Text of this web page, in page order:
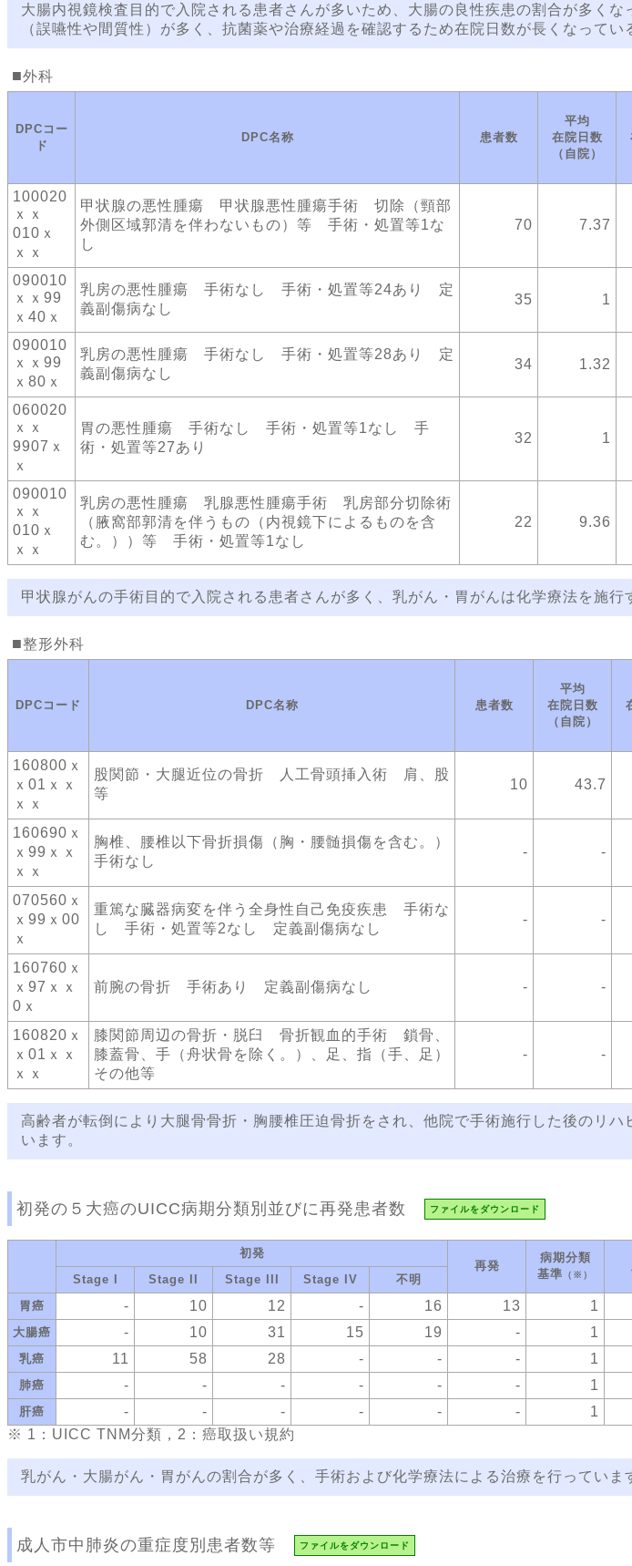
大腸内視鏡検査目的で入院される患者さんが多いため、大腸の良性疾患の割合が多くな
（誤嚥性や間質性）が多く、抗菌薬や治療経過を確認するため在院日数が長くなってい
外科
DPCコー
ド
DPC名称 患者数
平均
在院日数
（自院）
100020
ｘｘ
010ｘ
ｘｘ
甲状腺の悪性腫瘍 甲状腺悪性腫瘍手術 切除（頸部
外側区域郭清を伴わないもの）等 手術・処置等1な
し
70 7.37
090010
ｘｘ99
ｘ40ｘ
乳房の悪性腫瘍 手術なし 手術・処置等24あり 定
義副傷病なし
35 1
090010
ｘｘ99
ｘ80ｘ
乳房の悪性腫瘍 手術なし 手術・処置等28あり 定
義副傷病なし
34 1.32
060020
ｘｘ
9907ｘ
ｘ
胃の悪性腫瘍 手術なし 手術・処置等1なし 手
術・処置等27あり
32 1
090010
ｘｘ
010ｘ
ｘｘ
乳房の悪性腫瘍 乳腺悪性腫瘍手術 乳房部分切除術
（腋窩部郭清を伴うもの（内視鏡下によるものを含
む。））等 手術・処置等1なし
22 9.36
甲状腺がんの手術目的で入院される患者さんが多く、乳がん・胃がんは化学療法を施行
整形外科
DPCコード DPC名称 患者数
平均
在院日数
（自院）
160800ｘ
ｘ01ｘｘ
ｘｘ
股関節・大腿近位の骨折 人工骨頭挿入術 肩、股
等
10 43.7
160690ｘ
ｘ99ｘｘ
ｘｘ
胸椎、腰椎以下骨折損傷（胸・腰髄損傷を含む。）
手術なし
- -
070560ｘ
ｘ99ｘ00
ｘ
重篤な臓器病変を伴う全身性自己免疫疾患 手術な
し 手術・処置等2なし 定義副傷病なし
- -
160760ｘ
ｘ97ｘｘ
0ｘ
前腕の骨折 手術あり 定義副傷病なし - -
160820ｘ
ｘ01ｘｘ
ｘｘ
膝関節周辺の骨折・脱臼 骨折観血的手術 鎖骨、
膝蓋骨、手（舟状骨を除く。）、足、指（手、足）
その他等
- -
高齢者が転倒により大腿骨骨折・胸腰椎圧迫骨折をされ、他院で手術施行した後のリハ
います。
初発の５大癌のUICC病期分類別並びに再発患者数 ファイルをダウンロード
初発
再発
病期分類
基準 （※）
Stage I
Stage II Stage III Stage IV
不明
胃癌
- 10 12 - 16 13 1
大腸癌 - 10 31 15 19 - 1
乳癌 11 58 28 - - - 1
肺癌 - - - - - - 1
肝癌 - - - - - - 1
※ 1：UICC TNM分類，2：癌取扱い規約
乳がん・大腸がん・胃がんの割合が多く、手術および化学療法による治療を行っていま
成人市中肺炎の重症度別患者数等 ファイルをダウンロード